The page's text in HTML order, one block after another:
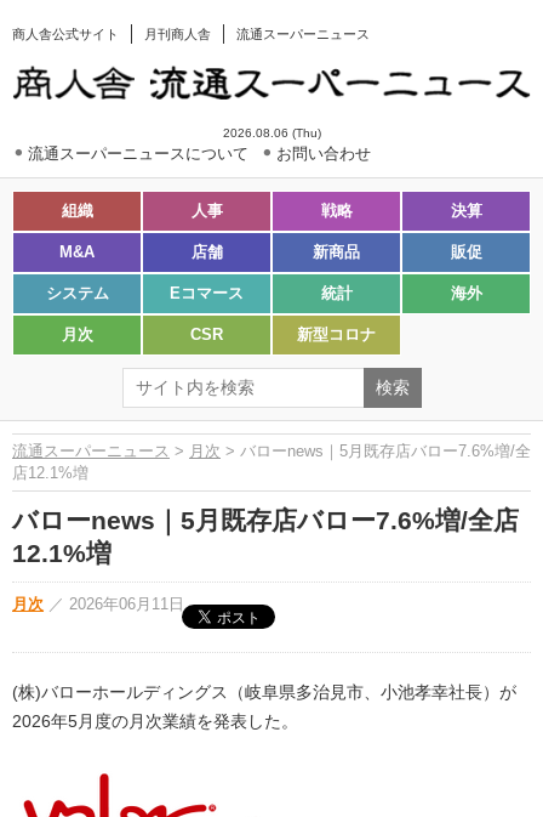
商人舎公式サイト 月刊商人舎 流通スーパーニュース
2026.08.06 (Thu)
流通スーパーニュースについて お問い合わせ
組織 人事 戦略 決算
M&A 店舗 新商品 販促
システム Eコマース 統計 海外
月次 CSR 新型コロナ
流通スーパーニュース > 月次 > バローnews｜5月既存店バロー7.6%増/全
店12.1%増
バローnews｜5月既存店バロー7.6%増/全店
12.1%増
月次 ／ 2026年06月11日
(株)バローホールディングス（岐阜県多治見市、小池孝幸社長）が
2026年5月度の月次業績を発表した。